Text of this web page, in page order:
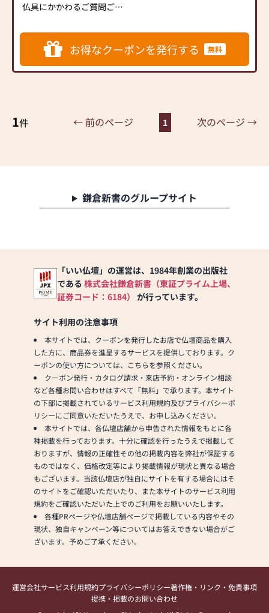
仏具にかかわるご質問ご不
お気軽にお問い合わせ下さ
【取扱い】
オーダーメイド仏壇の製
お得なクーポンを発行する 無料
1件 ← 前のページ 1 次のページ →
鎌倉新書のグループサイト
「いい仏壇」の運営は、1984年創業の出版社
である 株式会社鎌倉新書（東証プライム上場、
証券コード：6184） が行っています。
サイト利用の注意事項
本サイトでは、クーポンを発行したお店で仏壇商品を購入
した方に、商品券を進呈するサービスを提供しております。ク
ーポンの使い方については、こちらを参照ください。
クーポン発行・カタログ請求・来店予約・オンライン相談
など各種お問い合わせはすべて「無料」で承ります。本サイト
の下部に掲載されているサービス利用規約及びプライバシーポ
リシーにご同意いただいたうえで、お申し込みください。
本サイトでは、各仏壇店舗から申告された情報をもとに各
種掲載を行っております。十分に確認を行ったうえで掲載して
おりますが、情報の正確性その他の掲載内容を弊社が保証する
ものではなく、価格改定等により掲載情報が現状と異なる場合
もございます。当該仏壇店が独自にサイトを有する場合にはそ
のサイトをご確認いただいたり、また本サイトのサービス利用
規約をご確認いただいた上でのご利用をお願いいたします。
各種PRページや仏壇店舗ページで掲載している内容やその
現状、独自キャンペーン等についてはお答えできない場合がご
ざいます。予めご了承ください。
運営会社サービス利用規約プライバシーポリシー著作権・リンク・免責事項
提携・掲載のお問い合わせ